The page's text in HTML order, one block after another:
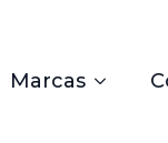
Marcas